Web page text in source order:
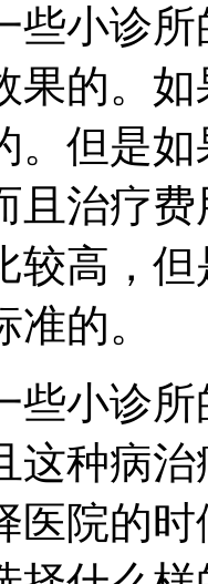
些小诊
果的。
。但是
且治疗
较高，
的。
些小诊
这种病
医院的